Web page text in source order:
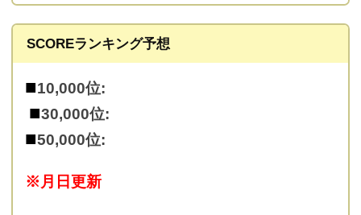
SCOREランキング予想
■10,000位:
■30,000位:
■50,000位:
※月日更新